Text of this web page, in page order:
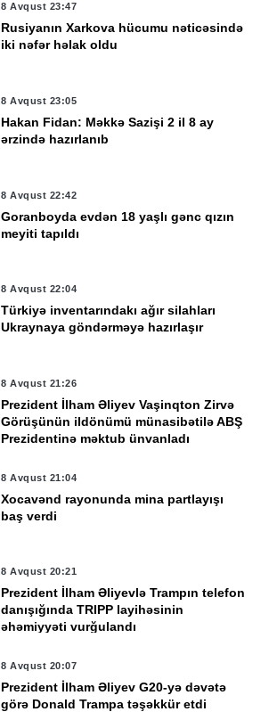
8 Avqust 23:47
Rusiyanın Xarkova hücumu nəticəsində
iki nəfər həlak oldu
8 Avqust 23:05
Hakan Fidan: Məkkə Sazişi 2 il 8 ay
ərzində hazırlanıb
8 Avqust 22:42
Goranboyda evdən 18 yaşlı gənc qızın
meyiti tapıldı
8 Avqust 22:04
Türkiyə inventarındakı ağır silahları
Ukraynaya göndərməyə hazırlaşır
8 Avqust 21:26
Prezident İlham Əliyev Vaşinqton Zirvə
Görüşünün ildönümü münasibətilə ABŞ
Prezidentinə məktub ünvanladı
8 Avqust 21:04
Xocavənd rayonunda mina partlayışı
baş verdi
8 Avqust 20:21
Prezident İlham Əliyevlə Trampın telefon
danışığında TRIPP layihəsinin
əhəmiyyəti vurğulandı
8 Avqust 20:07
Prezident İlham Əliyev G20-yə dəvətə
görə Donald Trampa təşəkkür etdi